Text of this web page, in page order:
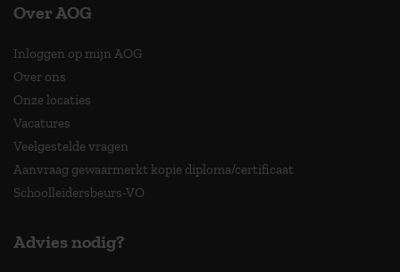
Over AOG
Inloggen op mijn AOG
Over ons
Onze locaties
Vacatures
Veelgestelde vragen
Aanvraag gewaarmerkt kopie diploma/certificaat
Schoolleidersbeurs-VO
Advies nodig?